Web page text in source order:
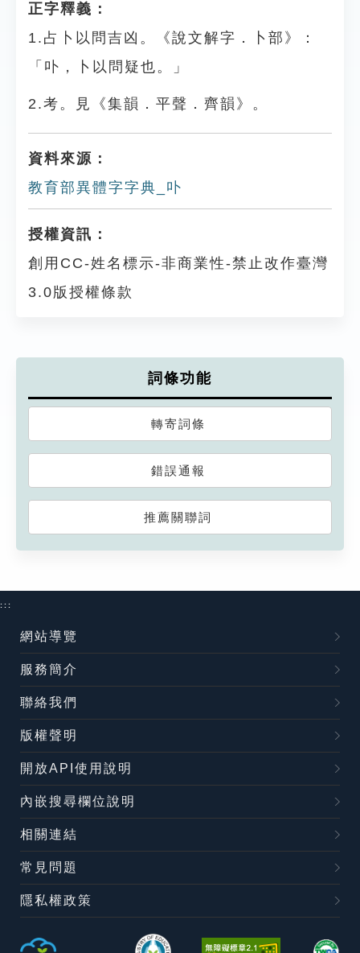
正字釋義：
1.占卜以問吉凶。《說文解字．卜部》：
「卟，卜以問疑也。」
2.考。見《集韻．平聲．齊韻》。
資料來源：
教育部異體字字典_卟
授權資訊：
創用CC-姓名標示-非商業性-禁止改作臺灣
3.0版授權條款
詞條功能
轉寄詞條
錯誤通報
推薦關聯詞
:::
網站導覽
服務簡介
聯絡我們
版權聲明
開放API使用說明
內嵌搜尋欄位說明
相關連結
常見問題
隱私權政策